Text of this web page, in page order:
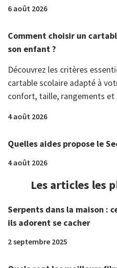
6 août 2026
Comment choisir un
son enfant ?
Découvrez les critères
cartable scolaire adapté à
confort, taille, rangements et
4 août 2026
Quelles aides propose le
4 août 2026
Les articles les
Serpents dans la maison :
ils adorent se cacher
2 septembre 2025